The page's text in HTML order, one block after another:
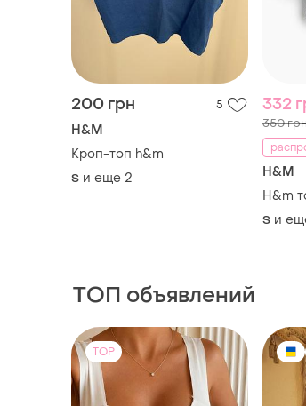
200 грн 5
H&M
Кроп-топ h&m
S и еще 2
332
350
H&M
H&m
S и
ТОП объявлений
TOP